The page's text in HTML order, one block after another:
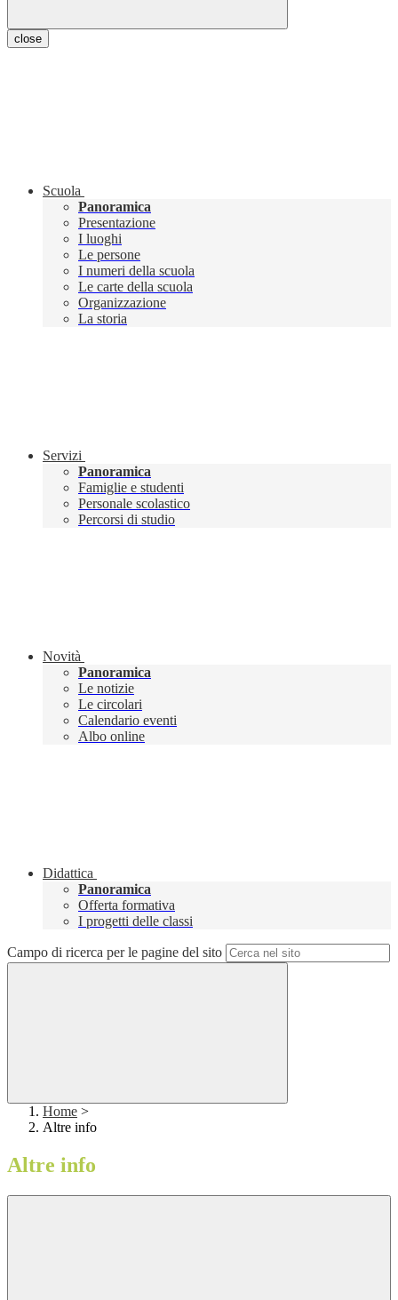
close
Scuola
Panoramica
Presentazione
I luoghi
Le persone
I numeri della scuola
Le carte della scuola
Organizzazione
La storia
Servizi
Panoramica
Famiglie e studenti
Personale scolastico
Percorsi di studio
Novità
Panoramica
Le notizie
Le circolari
Calendario eventi
Albo online
Didattica
Panoramica
Offerta formativa
I progetti delle classi
Campo di ricerca per le pagine del sito
Home >
Altre info
Altre info